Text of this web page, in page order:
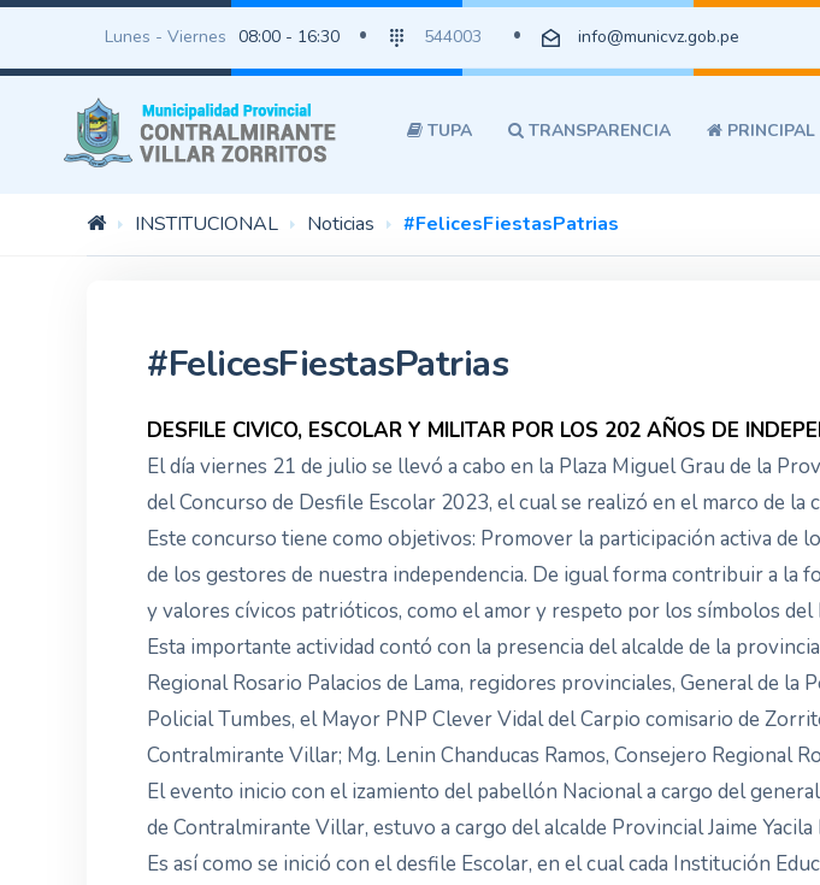
Lunes - Viernes 08:00 - 16:30 544003 info@municvz.gob.pe
TUPA TRANSPARENCIA PRINCIPAL
INSTITUCIONAL Noticias #FelicesFiestasPatrias
#FelicesFiestasPatrias
DESFILE CIVICO, ESCOLAR Y MILITAR POR LOS 202 AÑOS DE
El día viernes 21 de julio se llevó a cabo en la Plaza Miguel Grau de la
del Concurso de Desfile Escolar 2023, el cual se realizó en el marco de
Este concurso tiene como objetivos: Promover la participación activa de
de los gestores de nuestra independencia. De igual forma contribuir a
y valores cívicos patrióticos, como el amor y respeto por los símbolos
Esta importante actividad contó con la presencia del alcalde de la
Regional Rosario Palacios de Lama, regidores provinciales, General de
Policial Tumbes, el Mayor PNP Clever Vidal del Carpio comisario de
Contralmirante Villar; Mg. Lenin Chanducas Ramos, Consejero Regional
El evento inicio con el izamiento del pabellón Nacional a cargo del
de Contralmirante Villar, estuvo a cargo del alcalde Provincial Jaime
Es así como se inició con el desfile Escolar, en el cual cada Institución